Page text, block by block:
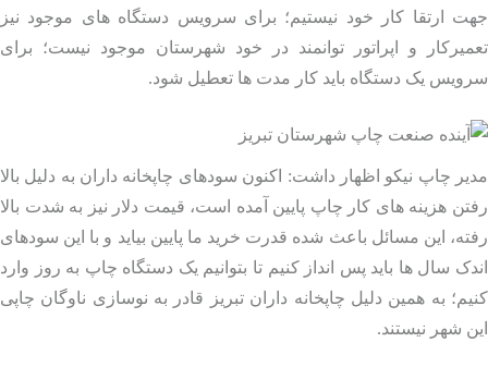
ارتقا کار خود نیستیم؛ برای سرویس دستگاه‌ های موجود نیز
و اپراتور توانمند در خود شهرستان موجود نیست؛ برای
یک دستگاه باید کار مدت‌ ها تعطیل شود.
چاپ نیکو اظهار داشت: اکنون سودهای چاپخانه‌ داران به دلیل بالا
هزینه‌ های کار چاپ پایین آمده است، قیمت دلار نیز به‌ شدت بالا
این مسائل باعث شده قدرت خرید ما پایین بیاید و با این سودهای
سال‌ ها باید پس‌ انداز کنیم تا بتوانیم یک دستگاه چاپ به‌ روز وارد
به همین دلیل چاپخانه‌ داران تبریز قادر به نوسازی ناوگان چاپی
شهر نیستند.